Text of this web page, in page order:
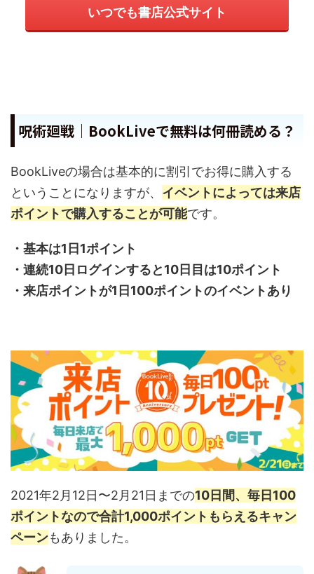
いつでも書店公式サイト
呪術廻戦｜BookLiveで無料は何冊読める？
BookLiveの場合は基本的に割引でお得に購入する
ということになりますが、 イベントによっては来店
ポイントで購入することが可能です。
・基本は1日1ポイント
・連続10日ログインすると10日目は10ポイント
・来店ポイントが1日100ポイントのイベントあり
2021年2月12日〜2月21日までの10日間、毎日100
ポイントなので合計1,000ポイントもらえるキャン
ペーンもありました。